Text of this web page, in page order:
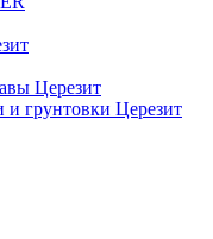
Церезит
и грунтовки Церезит